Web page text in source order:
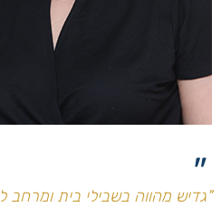
"
"גדיש מהווה בשבילי בית